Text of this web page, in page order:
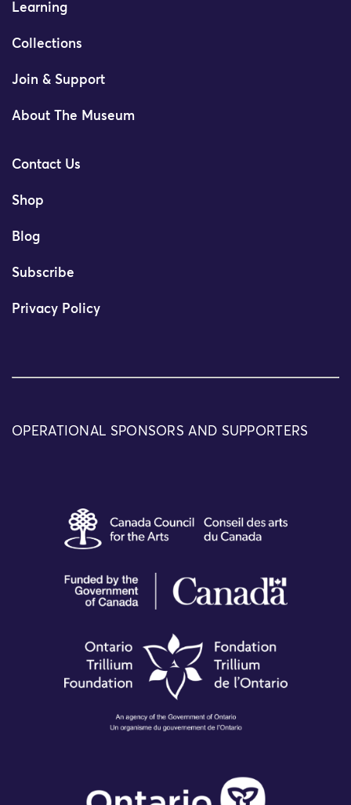
Learning
Collections
Join & Support
About The Museum
Contact Us
Shop
Blog
Subscribe
Privacy Policy
OPERATIONAL SPONSORS AND SUPPORTERS